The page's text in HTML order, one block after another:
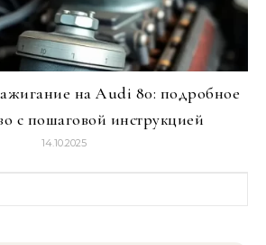
на Audi 80: подробное
с пошаговой инструкцией
14.10.2025